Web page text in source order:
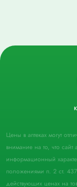
Цены в аптеках могут
внимание на то, что
информационный
положениями п. 2 ст.
действующих ценах на